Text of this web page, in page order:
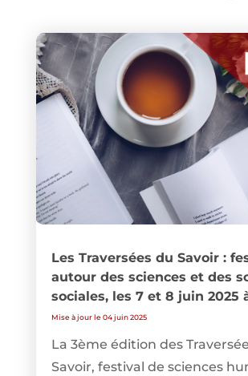
Les Traversées du Savoir :
autour des sciences et des
sociales, les 7 et 8 juin 2025
Mise à jour le 04 juin 2025
La 3ème édition des
Savoir, festival de sciences